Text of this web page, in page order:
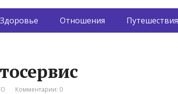
Здоровье Отношения Путешествия
Комментарии: 0